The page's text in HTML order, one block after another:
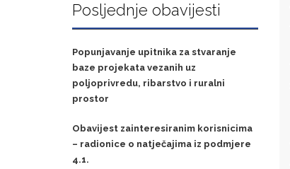
Posljednje obavijesti
Popunjavanje upitnika za stvaranje
baze projekata vezanih uz
poljoprivredu, ribarstvo i ruralni
prostor
Obavijest zainteresiranim korisnicima
– radionice o natječajima iz podmjere
4.1.